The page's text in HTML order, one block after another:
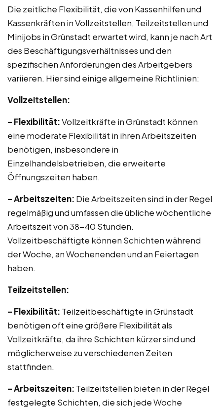
Die zeitliche Flexibilität, die von Kassenhilfen und
Kassenkräften in Vollzeitstellen, Teilzeitstellen und
Minijobs in Grünstadt erwartet wird, kann je nach Art
des Beschäftigungsverhältnisses und den
spezifischen Anforderungen des Arbeitgebers
variieren. Hier sind einige allgemeine Richtlinien:
Vollzeitstellen:
– Flexibilität:Vollzeitkräfte in Grünstadt können
eine moderate Flexibilität in ihren Arbeitszeiten
benötigen, insbesondere in
Einzelhandelsbetrieben, die erweiterte
Öffnungszeiten haben.
– Arbeitszeiten: Die Arbeitszeiten sind in der Regel
regelmäßig und umfassen die übliche wöchentliche
Arbeitszeit von 38-40 Stunden.
Vollzeitbeschäftigte können Schichten während
der Woche, an Wochenenden und an Feiertagen
haben.
Teilzeitstellen:
– Flexibilität: Teilzeitbeschäftigte in Grünstadt
benötigen oft eine größere Flexibilität als
Vollzeitkräfte, da ihre Schichten kürzer sind und
möglicherweise zu verschiedenen Zeiten
stattfinden.
– Arbeitszeiten: Teilzeitstellen bieten in der Regel
festgelegte Schichten, die sich jede Woche